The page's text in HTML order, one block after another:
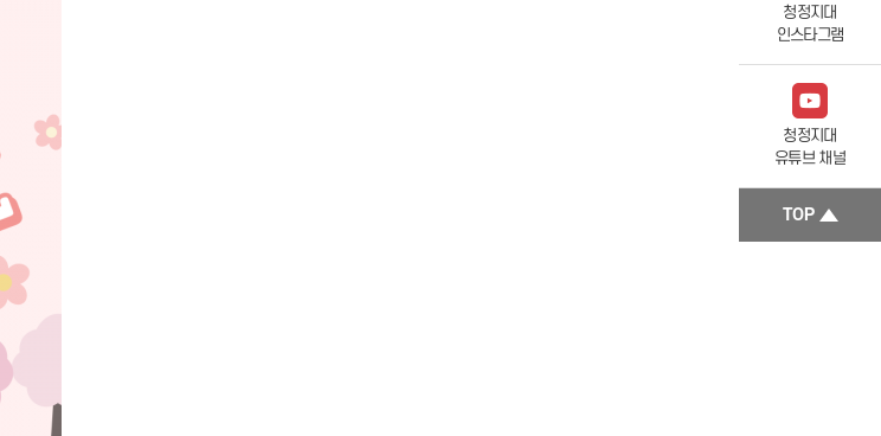
청정지대
인스타그램
청정지대
유튜브 채널
TOP